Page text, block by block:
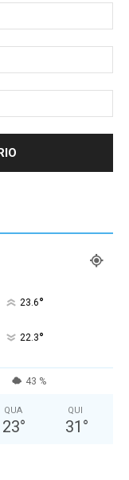
23.6°
22.3°
43 %
QUA
23°
QUI
31 °